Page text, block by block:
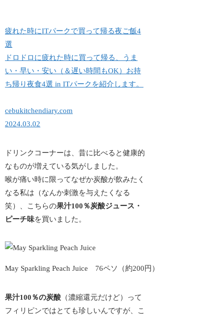
疲れた時にITパークで買って帰る夜ご飯4
選
ドロドロに疲れた時に買って帰る、うま
い・早い・安い（＆遅い時間もOK）お持
ち帰り夜食4選 in ITパークを紹介します。
cebukitchendiary.com
2024.03.02
ドリンクコーナーは、昔に比べると健康的
なものが増えている気がしました。
喉が痛い時に限ってなぜか炭酸が飲みたく
なる私は（なんか刺激を与えたくなる
笑）、こちらの果汁100％炭酸ジュース・
ピーチ味を買いました。
May Sparkling Peach Juice 76ペソ（約200円）
果汁100％の炭酸 （濃縮還元だけど）って
フィリピンではとても珍しいんですが、こ